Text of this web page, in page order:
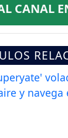
CANAL